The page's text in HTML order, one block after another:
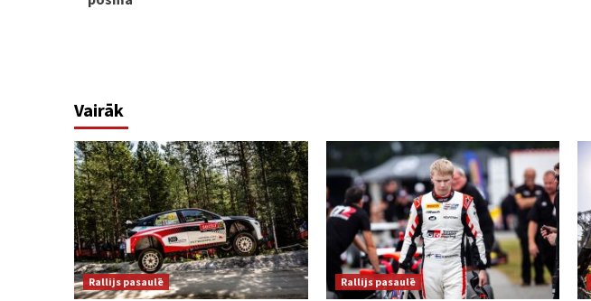
Vairāk
Rallijs pasaulē Rallijs pasaulē